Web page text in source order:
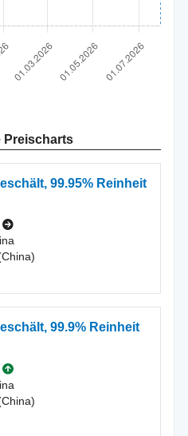
Preischarts
99.95% Reinheit
99.9% Reinheit